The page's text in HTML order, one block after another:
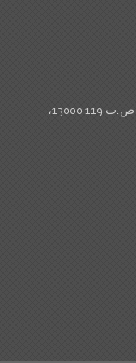
22، شارع أبي عياد عبد الكريم نهج باستور ص.ب 119 13000،